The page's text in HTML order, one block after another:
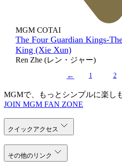
MGM COTAI
The Four Guardian Kings-
King (Xie Xun)
Ren Zhe (レン・ジャー)
←
1 2
MGMで、もっとシンプルに楽し
JOIN MGM FAN ZONE
クイックアクセス
その他のリンク